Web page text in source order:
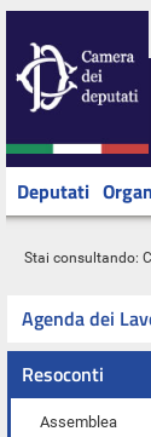
Deputati
Stai consultando:
Agenda dei
Resoconti
Assemblea